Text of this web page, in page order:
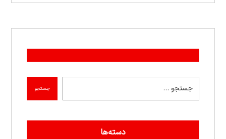
جستجو
دسته‌ها